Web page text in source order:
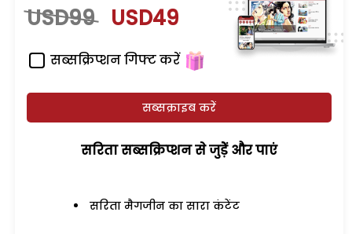
USD99 USD49
सब्सक्रिप्शन गिफ्ट करें
सब्सक्राइब करें
सरिता सब्सक्रिप्शन से जुड़ेें और पाएं
सरिता मैगजीन का सारा कंटेंट